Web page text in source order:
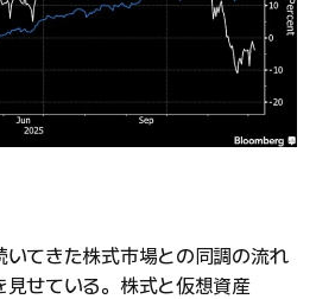
いてきた株式市場との同調の流れ
せている。株式と仮想資産